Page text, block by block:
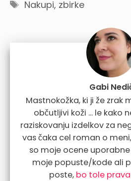
Tags
Nakupi, zbirke
Gabi
Mastnokožka, ki ji že zrak
občutljivi koži ... le kako
raziskovanju izdelkov za
vas čaka cel roman o
so moje ocene uporabne
moje popuste/kode ali
poste, bo tole